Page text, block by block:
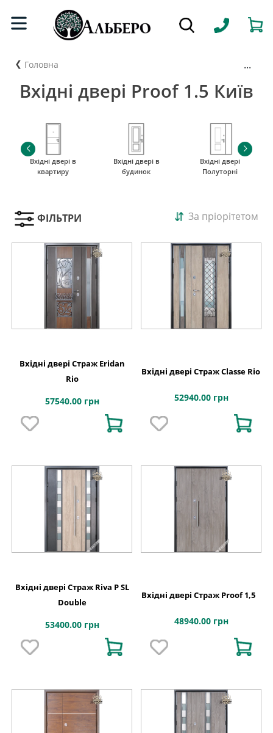
Головна ...
Вхідні двері Proof 1.5 Київ
Вхідні двері в
квартиру
Вхідні двері в
будинок
Вхідні двері
Полуторні
ФІЛЬТРИ За пріорітетом
Вхідні двері Страж Eridan
Rio
57540.00 грн
Вхідні двері Страж Classe Rio
52940.00 грн
Вхідні двері Страж Riva P SL
Double
53400.00 грн
Вхідні двері Страж Proof 1,5
48940.00 грн